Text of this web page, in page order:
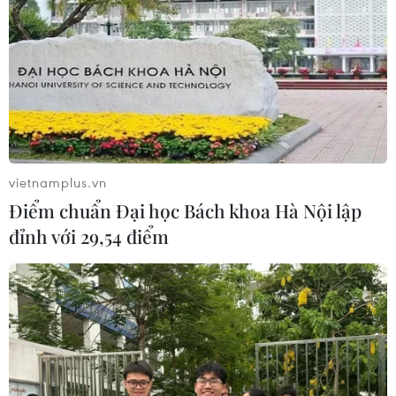
05/08/2026 23:26
Nhật Bản: Nội các thông qua chính
sách giảm thuế tiêu thụ thực phẩm
xuống 1%
05/08/2026 15:30
Xem thêm
CƠ QUAN CHỦ QUẢN: THÔNG TẤN XÃ VIỆT NAM
Tổng Biên tập: TRẦN TIẾN DUẨN
vietnamplus.vn
Điểm chuẩn Đại học Bách khoa Hà Nội lập
đỉnh với 29,54 điểm